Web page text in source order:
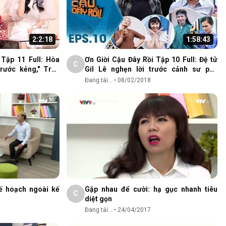
2:2:18
11 Full: Hòa
kẻng," Trấn
héo"
1:58:43
C
Ơn Giời Cậu Đây Rồi Tập 10 Full: Đệ tử
Gil Lê nghẹn lời trước cảnh sư phụ
Trường Giang bị ChiPu nhập
Đang tải... • 08/02/2018
hoạch ngoài kế
C
Gặp nhau để cười: hạ gục nhanh tiêu
diệt gọn
Đang tải... • 24/04/2017